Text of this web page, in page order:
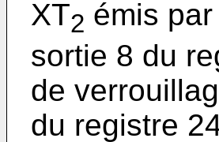
XT2 émis
sortie 8 du
de
du registre